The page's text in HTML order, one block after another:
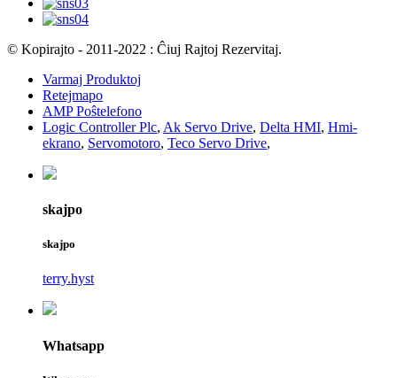
© Kopirajto - 2011-2022 : Ĉiuj Rajtoj Rezervitaj.
Varmaj Produktoj
Retejmapo
AMP Poŝtelefono
Logic Controller Plc, Ak Servo Drive, Delta HMI, Hmi-
ekrano, Servomotoro, Teco Servo Drive,
skajpo
skajpo
terry.hyst
Whatsapp